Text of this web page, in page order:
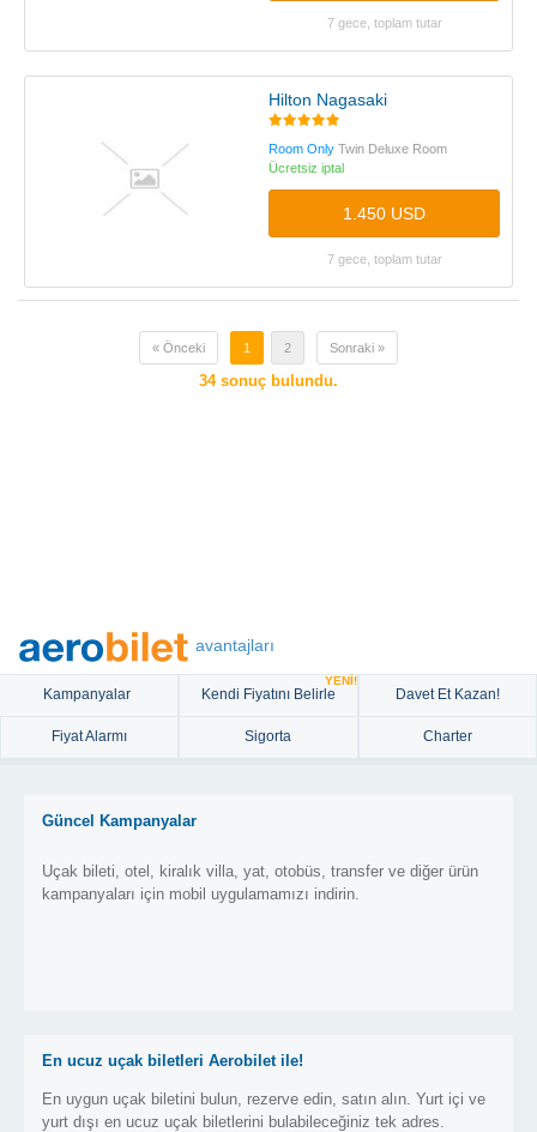
7 gece, toplam tutar
Hilton Nagasaki
Room Only Twin Deluxe Room
Ücretsiz iptal
1.450 USD
7 gece, toplam tutar
« Önceki 1 2 Sonraki »
34sonuç bulundu.
avantajları
Kampanyalar Kendi Fiyatını Belirle
YENİ!
Davet Et Kazan!
Fiyat Alarmı Sigorta Charter
Güncel Kampanyalar
Uçak bileti, otel, kiralık villa, yat, otobüs, transfer ve diğer ürün
kampanyaları için mobil uygulamamızı indirin.
En ucuz uçak biletleri Aerobilet ile!
En uygun uçak biletini bulun, rezerve edin, satın alın. Yurt içi ve
yurt dışı en ucuz uçak biletlerini bulabileceğiniz tek adres.